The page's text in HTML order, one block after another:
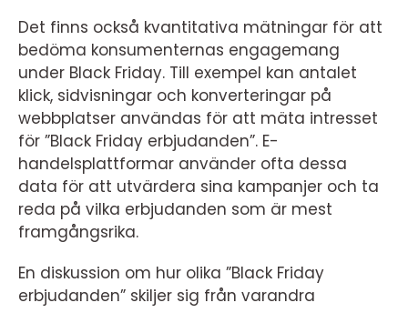
Det finns också kvantitativa mätningar för att
bedöma konsumenternas engagemang
under Black Friday. Till exempel kan antalet
klick, sidvisningar och konverteringar på
webbplatser användas för att mäta intresset
för ”Black Friday erbjudanden”. E-
handelsplattformar använder ofta dessa
data för att utvärdera sina kampanjer och ta
reda på vilka erbjudanden som är mest
framgångsrika.
En diskussion om hur olika ”Black Friday
erbjudanden” skiljer sig från varandra